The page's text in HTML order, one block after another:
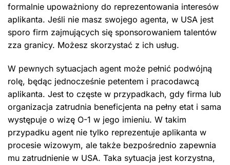
formalnie upoważniony do reprezentowania interesów
aplikanta. Jeśli nie masz swojego agenta, w USA jest
sporo firm zajmujących się sponsorowaniem talentów
zza granicy. Możesz skorzystać z ich usług.
W pewnych sytuacjach agent może pełnić podwójną
rolę, będąc jednocześnie petentem i pracodawcą
aplikanta. Jest to częste w przypadkach, gdy firma lub
organizacja zatrudnia beneficjenta na pełny etat i sama
występuje o wizę O-1 w jego imieniu. W takim
przypadku agent nie tylko reprezentuje aplikanta w
procesie wizowym, ale także bezpośrednio zapewnia
mu zatrudnienie w USA. Taka sytuacja jest korzystna,